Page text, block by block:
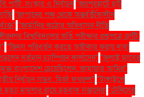
সংস্কার ও নির্বাচন"জয়পুরহাটে হাট
"জাপানের পক্ষ থেকে অন্তর্বর্তীকালীন
"জার্মানির কঠোর অভিবাসন নীতি
বিশ্ববিদ্যালয় ভর্তি পরীক্ষার প্রশ্নপত্রে ত্রুটি:
"জিনস পরিবর্তন করতে অস্বীকার করায় দাবা
বর্তমান চ্যাম্পিয়ন কার্লসেন" "জুলাই মাসের
বাংলাদেশ চেয়েছিলেন: জামায়াত আমির"
নির্বাচন সম্ভব: মির্জা ফখরুল" "টাঙ্গাইলে
মামলার রায়ে হতবাক সন্তানেরা"টেনিসের